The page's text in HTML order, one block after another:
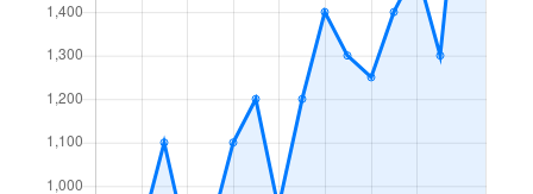
福住
月寒東１条
3,400万円 福住
月寒東１条
3,500万円